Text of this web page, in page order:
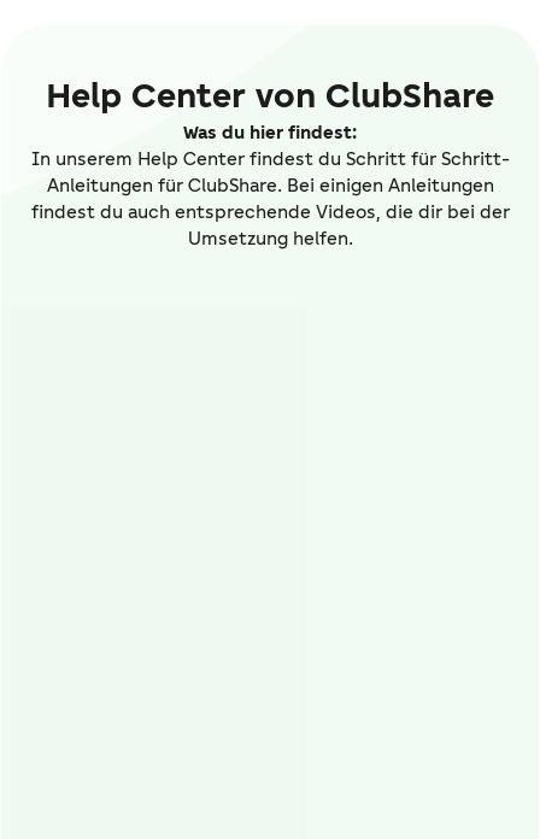
Help Center von ClubShare
Was du hier findest:
In unserem Help Center findest du Schritt für Schritt-
Anleitungen für ClubShare. Bei einigen Anleitungen
findest du auch entsprechende Videos, die dir bei der
Umsetzung helfen.